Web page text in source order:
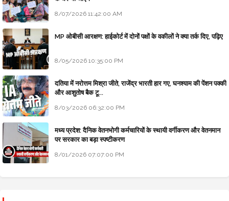
8/07/2026 11:42:00 AM
MP ओबीसी आरक्षण: हाईकोर्ट में दोनों पक्षों के वकीलों ने क्या तर्क दिए, पढ़िए
8/05/2026 10:35:00 PM
दतिया में नरोत्तम मिश्रा जीते, राजेंद्र भारती हार गए, घनश्याम की पेंशन पक्की
और आशुतोष बैक टू...
8/03/2026 06:32:00 PM
मध्य प्रदेश: दैनिक वेतनभोगी कर्मचारियों के स्थायी वर्गीकरण और वेतनमान
पर सरकार का बड़ा स्पष्टीकरण
8/01/2026 07:07:00 PM